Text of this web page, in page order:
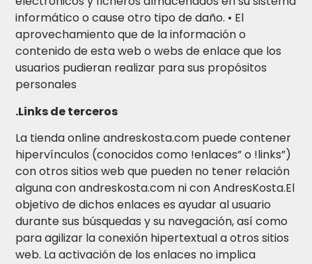
informático o cause otro tipo de daño. • El
aprovechamiento que de la información o
contenido de esta web o webs de enlace que los
usuarios pudieran realizar para sus propósitos
personales
.Links de terceros
La tienda online andreskosta.com puede contener
hipervínculos (conocidos como !enlaces” o !links”)
con otros sitios web que pueden no tener relación
alguna con andreskosta.com ni con AndresKosta.El
objetivo de dichos enlaces es ayudar al usuario
durante sus búsquedas y su navegación, así como
para agilizar la conexión hipertextual a otros sitios
web. La activación de los enlaces no implica